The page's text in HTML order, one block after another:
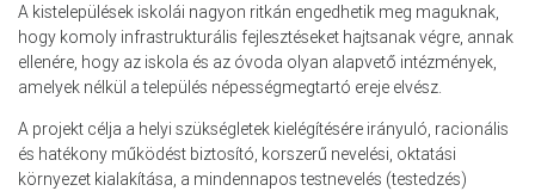
A kistelepülések iskolái nagyon ritkán engedhetik meg maguknak,
hogy komoly infrastrukturális fejlesztéseket hajtsanak végre, annak
ellenére, hogy az iskola és az óvoda olyan alapvető intézmények,
amelyek nélkül a település népességmegtartó ereje elvész.
A projekt célja a helyi szükségletek kielégítésére irányuló, racionális
és hatékony működést biztosító, korszerű nevelési, oktatási
környezet kialakítása, a mindennapos testnevelés (testedzés)